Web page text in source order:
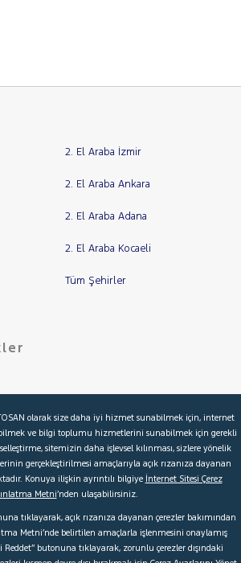
2. El Araba İzmir
2. El Araba Ankara
2. El Araba Adana
2. El Araba Kocaeli
Tüm Şehirler
Ford Kurumsal Hakkımızda
olarak size daha iyi hizmet sunabilmek için, internet
ve bilgi toplumu hizmetlerini sunabilmek için gerekli
sitemizin daha işlevsel kılınması, sizlere yönelik
gerçekleştirilmesi amaçlarıyla açık rızanıza dayanan
Konuya ilişkin ayrıntılı bilgiye İnternet Sitesi Çerez
Metni’nden ulaşabilirsiniz.
tıklayarak, açık rızanıza dayanan çerezler bakımından
Metni’nde belirtilen amaçlarla işlenmesini onaylamış
butonuna tıklayarak, zorunlu çerezler dışındaki